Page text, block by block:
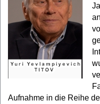
Aufnahme in die Reihe